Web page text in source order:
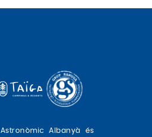
Astronòmic Albanyà és